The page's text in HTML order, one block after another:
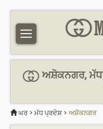
ਅਸ਼ੋਕਨਗਰ, ਮੱਧ
ਘਰ > ਮੱਧ ਪ੍ਰਦੇਸ਼ > ਅਸ਼ੋਕਨਗਰ